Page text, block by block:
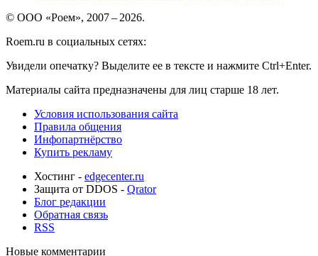
© ООО «Роем», 2007 – 2026.
Roem.ru в социальных сетях:
Увидели опечатку? Выделите ее в тексте и нажмите Ctrl+Enter.
Материалы сайта предназначены для лиц старше 18 лет.
Условия использования сайта
Правила общения
Инфопартнёрство
Купить рекламу
Хостинг - edgecenter.ru
Защита от DDOS - Qrator
Блог редакции
Обратная связь
RSS
Новые комментарии